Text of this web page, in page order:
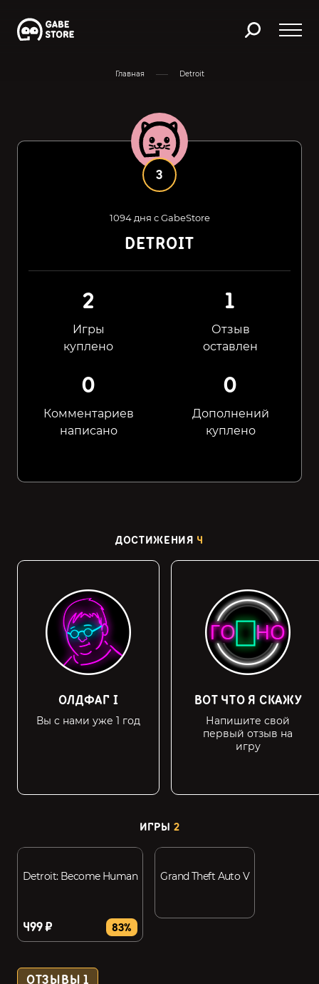
Главная Detroit
3
1094 дня с GabeStore
DETROIT
2
Игры
куплено
1
Отзыв
оставлен
0
Комментариев
написано
0
Дополнений
куплено
ДОСТИЖЕНИЯ 4
ОЛДФАГ I
Вы с нами уже 1 год
ВОТ ЧТО Я СКАЖУ
Напишите свой
первый отзыв на
игру
ИГРЫ 2
Detroit: Become Human
499 ₽ 83%
Grand Theft Auto V
ОТЗЫВЫ1